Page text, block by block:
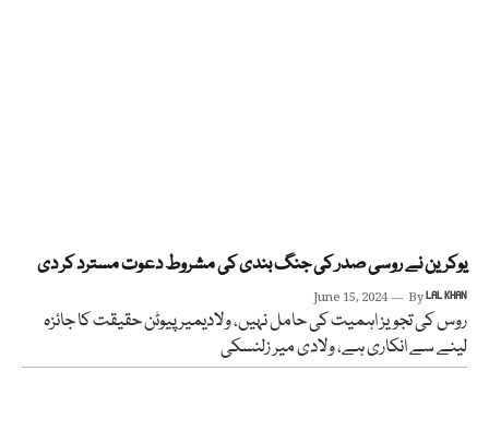
یوکرین نے روسی صدر کی جنگ بندی کی مشروط دعوت مسترد کر دی
June 15, 2024 ByLAL KHAN
روس کی تجویز اہمیت کی حامل نہیں، ولادیمیر پیوٹن حقیقت کا جائزہ
لینے سے انکاری ہے، ولادی میر زلنسکی